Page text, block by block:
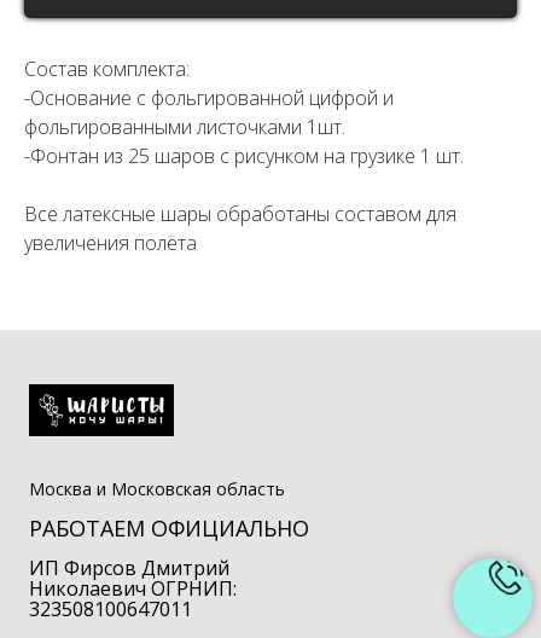
Состав комплекта:
-Основание с фольгированной цифрой и
фольгированными листочками 1шт.
-Фонтан из 25 шаров с рисунком на грузике 1 шт.
Все латексные шары обработаны составом для
увеличения полёта
Москва и Московская область
РАБОТАЕМ ОФИЦИАЛЬНО
ИП Фирсов Дмитрий
Николаевич ОГРНИП:
323508100647011